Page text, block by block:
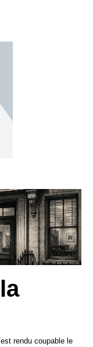
rendu coupable le